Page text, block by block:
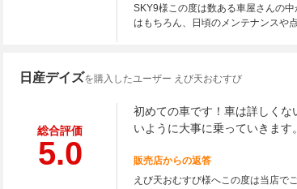
SKY9様この度は数ある車屋さんの
はもちろん、日頃のメンテナンスや
日産デイズを購入したユーザー えび天おむすび
総合評価
5.0
初めての車です！車は詳しく
いように大事に乗っていきます
販売店からの返答
えび天おむすび様へこの度は当店で